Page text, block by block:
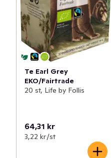
Te Earl Grey
EKO/Fairtrade
20 st, Life by Follis
64,31 kr
3,22 kr /st